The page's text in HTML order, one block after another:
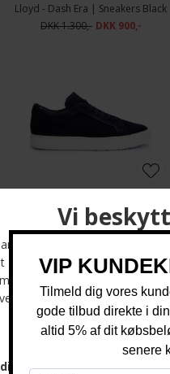
Lloyd - Dash Era | Sneakers Black
DKK 1.300,- DKK 900,-
Lloyd - Metro | Sneakers Navy